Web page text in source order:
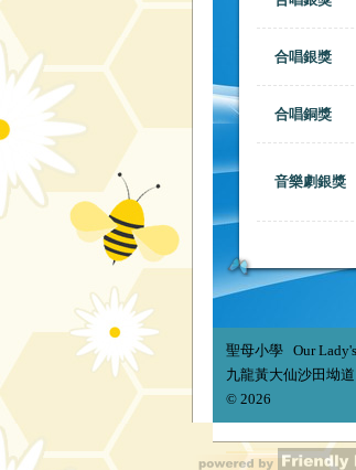
合唱銀獎
合唱銅獎
音樂劇銀獎
聖母小學 Our
九龍黃大仙沙田坳
© 2026